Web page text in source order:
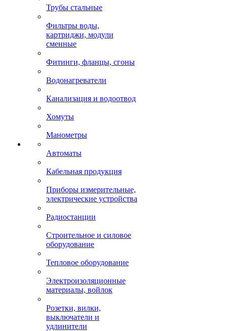
Трубы стальные
Фильтры воды,
картриджи, модули
сменные
Фитинги, фланцы, сгоны
Водонагреватели
Канализация и водоотвод
Хомуты
Манометры
Автоматы
Кабельная продукция
Приборы измерительные,
электрические устройства
Радиостанции
Строительное и силовое
оборудование
Тепловое оборудование
Электроизоляционные
материалы, войлок
Розетки, вилки,
выключатели и
удлинители